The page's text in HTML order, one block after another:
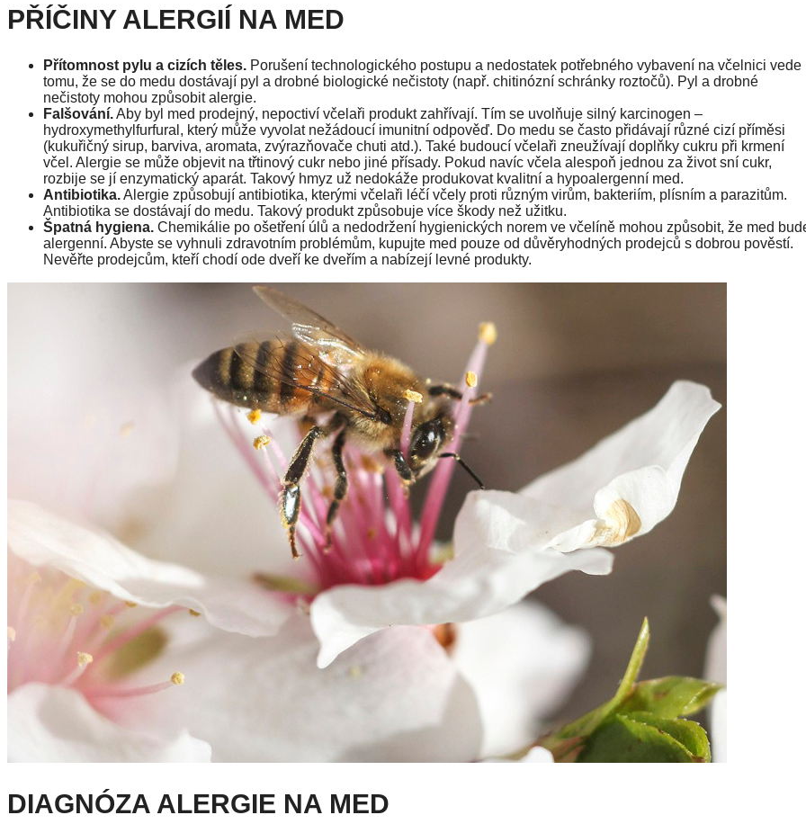
PŘÍČINY ALERGIÍ NA MED
Přítomnost pylu a cizích těles. Porušení technologického postupu a nedostatek potřebného vybavení na včelnici vede
tomu, že se do medu dostávají pyl a drobné biologické nečistoty (např. chitinózní schránky roztočů). Pyl a drobné
nečistoty mohou způsobit alergie.
Falšování.Aby byl med prodejný, nepoctiví včelaři produkt zahřívají. Tím se uvolňuje silný karcinogen –
hydroxymethylfurfural, který může vyvolat nežádoucí imunitní odpověď. Do medu se často přidávají různé cizí příměsi
(kukuřičný sirup, barviva, aromata, zvýrazňovače chuti atd.). Také budoucí včelaři zneužívají doplňky cukru při krmení
včel. Alergie se může objevit na třtinový cukr nebo jiné přísady. Pokud navíc včela alespoň jednou za život sní cukr,
rozbije se jí enzymatický aparát. Takový hmyz už nedokáže produkovat kvalitní a hypoalergenní med.
Antibiotika.Alergie způsobují antibiotika, kterými včelaři léčí včely proti různým virům, bakteriím, plísním a parazitům.
Antibiotika se dostávají do medu. Takový produkt způsobuje více škody než užitku.
Špatná hygiena. Chemikálie po ošetření úlů a nedodržení hygienických norem ve včelíně mohou způsobit, že med
alergenní. Abyste se vyhnuli zdravotním problémům, kupujte med pouze od důvěryhodných prodejců s dobrou pověstí.
Nevěřte prodejcům, kteří chodí ode dveří ke dveřím a nabízejí levné produkty.
DIAGNÓZA ALERGIE NA MED